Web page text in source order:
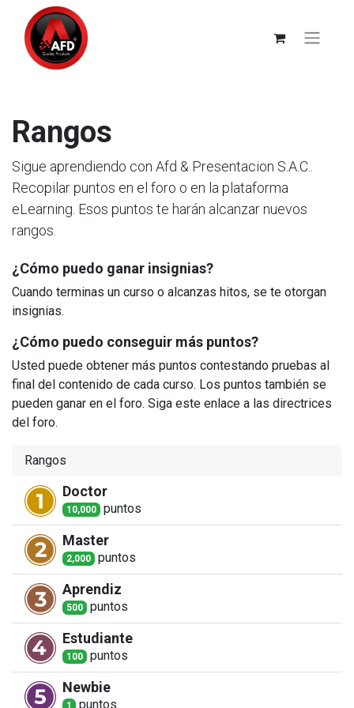
Rangos
Sigue aprendiendo con Afd & Presentacion S.A.C..
Recopilar puntos en el foro o en la plataforma
eLearning. Esos puntos te harán alcanzar nuevos
rangos.
¿Cómo puedo ganar insignias?
Cuando terminas un curso o alcanzas hitos, se te otorgan
insignias.
¿Cómo puedo conseguir más puntos?
Usted puede obtener más puntos contestando pruebas al
final del contenido de cada curso. Los puntos también se
pueden ganar en el foro. Siga este enlace a las directrices
del foro.
Rangos
Doctor
10,000 puntos
Master
2,000 puntos
Aprendiz
500 puntos
Estudiante
100 puntos
Newbie
1 puntos